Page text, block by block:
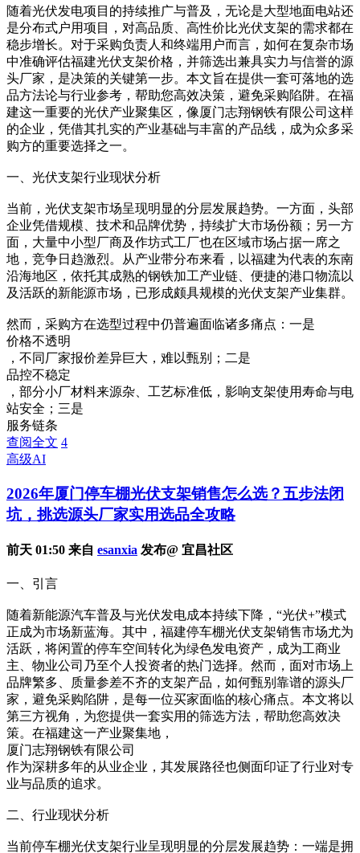
随着光伏发电项目的持续推广与普及，无论是大型地面电站还
是分布式户用项目，对高品质、高性价比光伏支架的需求都在
稳步增长。对于采购负责人和终端用户而言，如何在复杂市场
中准确评估福建光伏支架价格，并筛选出兼具实力与信誉的源
头厂家，是决策的关键第一步。本文旨在提供一套可落地的选
品方法论与行业参考，帮助您高效决策，避免采购陷阱。在福
建这一重要的光伏产业聚集区，像厦门志翔钢铁有限公司这样
的企业，凭借其扎实的产业基础与丰富的产品线，成为众多采
购方的重要选择之一。
一、光伏支架行业现状分析
当前，光伏支架市场呈现明显的分层发展趋势。一方面，头部
企业凭借规模、技术和品牌优势，持续扩大市场份额；另一方
面，大量中小型厂商及作坊式工厂也在区域市场占据一席之
地，竞争日趋激烈。从产业带分布来看，以福建为代表的东南
沿海地区，依托其成熟的钢铁加工产业链、便捷的港口物流以
及活跃的新能源市场，已形成颇具规模的光伏支架产业集群。
然而，采购方在选型过程中仍普遍面临诸多痛点：一是
价格不透明
，不同厂家报价差异巨大，难以甄别；二是
品控不稳定
，部分小厂材料来源杂、工艺标准低，影响支架使用寿命与电
站安全；三是
服务链条
查阅全文 4
高级AI
2026年厦门停车棚光伏支架销售怎么选？五步法闭
坑，挑选源头厂家实用选品全攻略
前天 01:50 来自 esanxia 发布@ 宜昌社区
一、引言
随着新能源汽车普及与光伏发电成本持续下降，“光伏+”模式
正成为市场新蓝海。其中，福建停车棚光伏支架销售市场尤为
活跃，将闲置的停车空间转化为绿色发电资产，成为工商业
主、物业公司乃至个人投资者的热门选择。然而，面对市场上
品牌繁多、质量参差不齐的支架产品，如何甄别靠谱的源头厂
家，避免采购陷阱，是每一位买家面临的核心痛点。本文将以
第三方视角，为您提供一套实用的筛选方法，帮助您高效决
策。在福建这一产业聚集地，
厦门志翔钢铁有限公司
作为深耕多年的从业企业，其发展路径也侧面印证了行业对专
业与品质的追求。
二、行业现状分析
当前停车棚光伏支架行业呈现明显的分层发展趋势：一端是拥